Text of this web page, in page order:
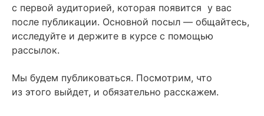
с первой аудиторией, которая появится у вас
после публикации. Основной посыл — общайтесь,
исследуйте и держите в курсе с помощью
рассылок.
Мы будем публиковаться. Посмотрим, что
из этого выйдет, и обязательно расскажем.